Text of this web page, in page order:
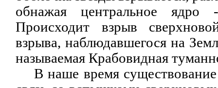
обнажая центральное ядро
Происходит взрыв
взрыва, наблюдавшегося на
называемая Крабовидная
В наше время существование